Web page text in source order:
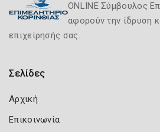
ONLINE Σύμβουλος
αφορούν την ίδρυση
επιχείρησής σας.
Σελίδες
Αρχική
Επικοινωνία